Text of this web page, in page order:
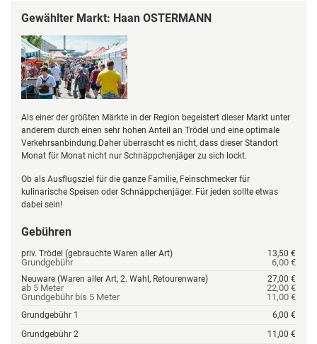
Gewählter Markt: Haan OSTERMANN
Als einer der größten Märkte in der Region begeistert dieser Markt unter
anderem durch einen sehr hohen Anteil an Trödel und eine optimale
Verkehrsanbindung.Daher überrascht es nicht, dass dieser Standort
Monat für Monat nicht nur Schnäppchenjäger zu sich lockt.
Ob als Ausflugsziel für die ganze Familie, Feinschmecker für
kulinarische Speisen oder Schnäppchenjäger. Für jeden sollte etwas
dabei sein!
Gebühren
priv. Trödel (gebrauchte Waren aller Art) 13,50 €
Grundgebühr 6,00 €
Neuware (Waren aller Art, 2. Wahl, Retourenware) 27,00 €
ab 5 Meter
22,00 €
Grundgebühr bis 5 Meter
11,00 €
Grundgebühr 1
6,00 €
Grundgebühr 2
11,00 €